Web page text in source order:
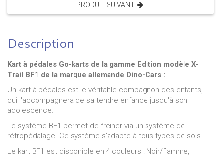
PRODUIT SUIVANT
Description
Kart à pédales Go-karts de la gamme Edition modèle X-
Trail BF1 de la marque allemande Dino-Cars :
Un kart à pédales est le véritable compagnon des enfants,
qui l'accompagnera de sa tendre enfance jusqu'à son
adolescence.
Le système BF1 permet de freiner via un système de
rétropédalage. Ce système s'adapte à tous types de sols.
Le kart BF1 est disponible en 4 couleurs : Noir/flamme,